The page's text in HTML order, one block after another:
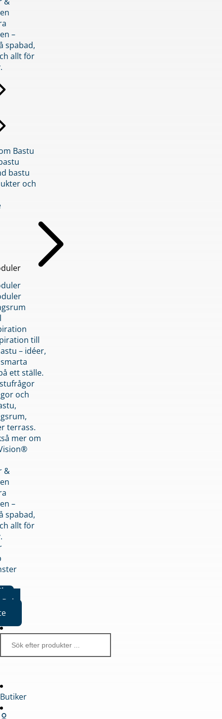
–
spabad,
allt för
Bastu
bastu
och
till
– idéer,
ett ställe.
och
terrass.
mer om
&
–
spabad,
allt för
Boka
Butiker